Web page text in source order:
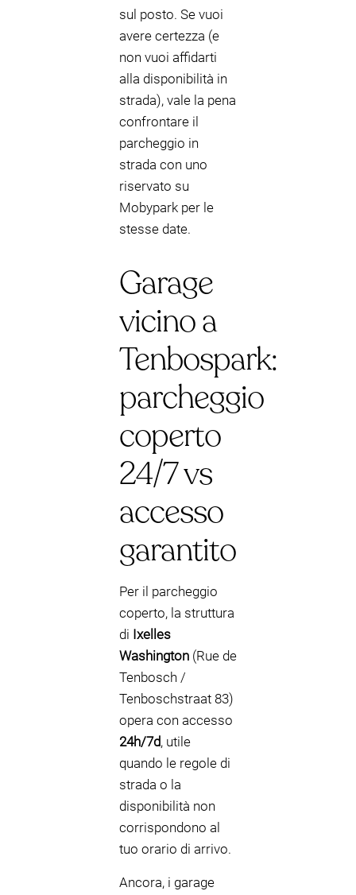
sul posto. Se vuoi
avere certezza (e
non vuoi affidarti
alla disponibilità in
strada), vale la pena
confrontare il
parcheggio in
strada con uno
riservato su
Mobypark per le
stesse date.
Garage
vicino a
Tenbospark:
parcheggio
coperto
24/7 vs
accesso
garantito
Per il parcheggio
coperto, la struttura
di Ixelles
Washington (Rue de
Tenbosch /
Tenboschstraat 83)
opera con accesso
24h/7d, utile
quando le regole di
strada o la
disponibilità non
corrispondono al
tuo orario di arrivo.
Ancora, i garage